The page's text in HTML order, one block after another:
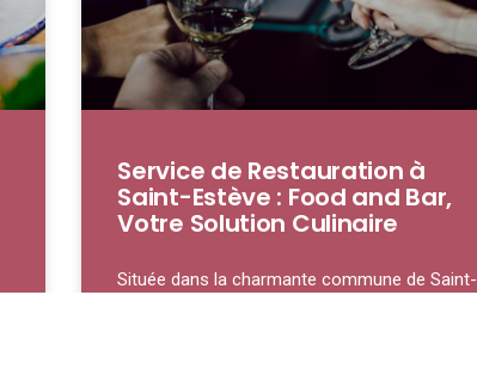
Service de Restauration à
Saint-Estève : Food and Bar,
Votre Solution Culinaire
Située dans la charmante commune de Saint-